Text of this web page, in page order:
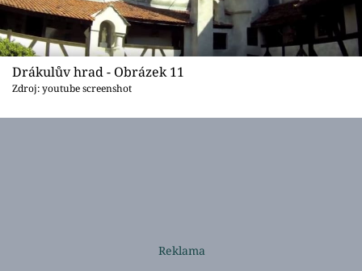
Drákulův hrad - Obrázek 11
Zdroj: youtube screenshot